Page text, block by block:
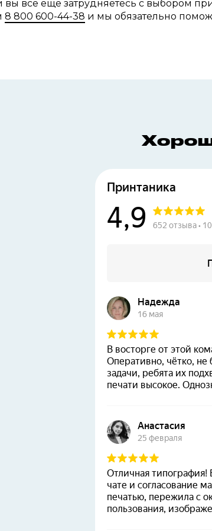
вы все еще затрудняетесь с выбором
8 800 600-44-38 и мы обязательно